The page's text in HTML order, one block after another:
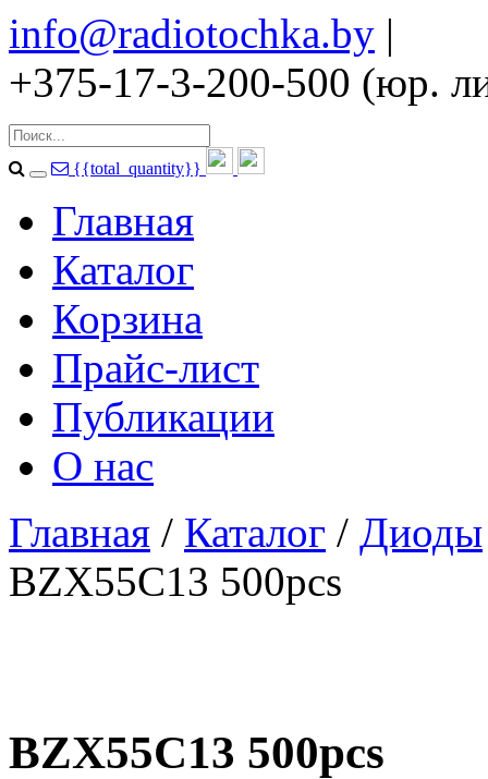
info@radiotochka.by |
+375-17-3-200-500 (юр.
{{total_quantity}}
Главная
Каталог
Корзина
Прайс-лист
Публикации
О нас
Главная / Каталог / Диоды
BZX55C13 500pcs
BZX55C13 500pcs